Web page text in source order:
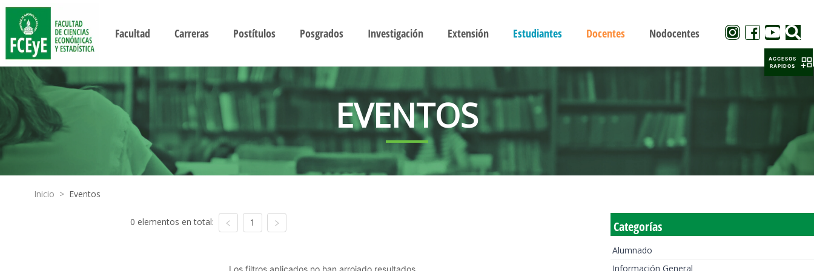
Facultad Carreras Postítulos Posgrados Investigación Extensión Estudiantes Docentes Nodocentes
EVENTOS
Inicio > Eventos
0 elementos en total: 1
Los filtros aplicados no han arrojado resultados
Categorías
Alumnado
Información General
ACCESOS
RAPIDOS